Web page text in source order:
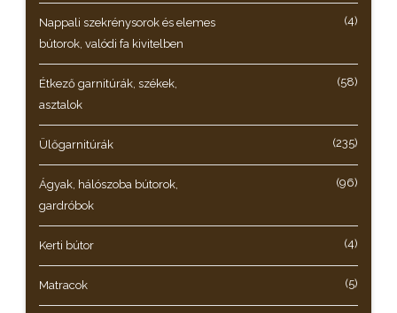
Nappali szekrénysorok és elemes
bútorok, valódi fa kivitelben
(4)
Étkező garnitúrák, székek,
asztalok
(58)
Ülőgarnitúrák (235)
Ágyak, hálószoba bútorok,
gardróbok
(96)
Kerti bútor (4)
Matracok (5)